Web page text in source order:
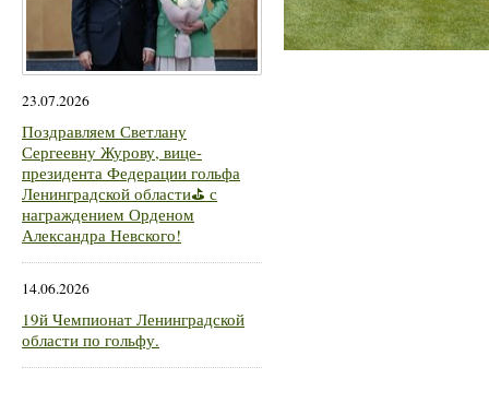
23.07.2026
Поздравляем Светлану
Сергеевну Журову, вице-
президента Федерации гольфа
Ленинградской области⛳ с
награждением Орденом
Александра Невского!
14.06.2026
19й Чемпионат Ленинградской
области по гольфу.